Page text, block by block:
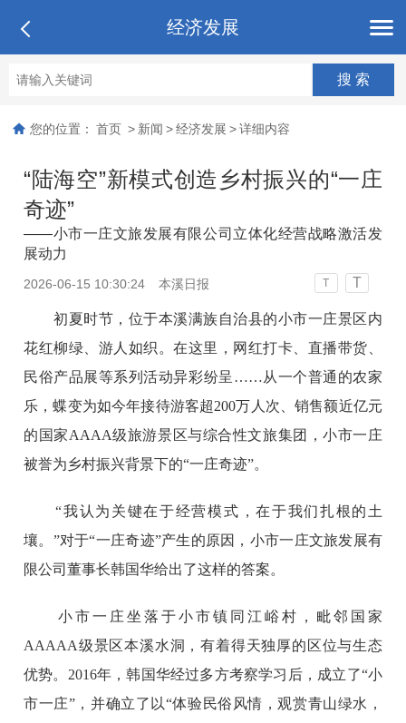
经济发展
您的位置： 首页 > 新闻 > 经济发展 > 详细内容
“陆海空”新模式创造乡村振兴的“一庄
奇迹”
——小市一庄文旅发展有限公司立体化经营战略激活发
展动力
2026-06-15 10:30:24 本溪日报 T T
初夏时节，位于本溪满族自治县的小市一庄景区内
花红柳绿、游人如织。在这里，网红打卡、直播带货、
民俗产品展等系列活动异彩纷呈……从一个普通的农家
乐，蝶变为如今年接待游客超200万人次、销售额近亿元
的国家AAAA级旅游景区与综合性文旅集团，小市一庄
被誉为乡村振兴背景下的“一庄奇迹”。
“我认为关键在于经营模式，在于我们扎根的土
壤。”对于“一庄奇迹”产生的原因，小市一庄文旅发展有
限公司董事长韩国华给出了这样的答案。
小市一庄坐落于小市镇同江峪村，毗邻国家
AAAAA级景区本溪水洞，有着得天独厚的区位与生态
优势。2016年，韩国华经过多方考察学习后，成立了“小
市一庄”，并确立了以“体验民俗风情，观赏青山绿水，